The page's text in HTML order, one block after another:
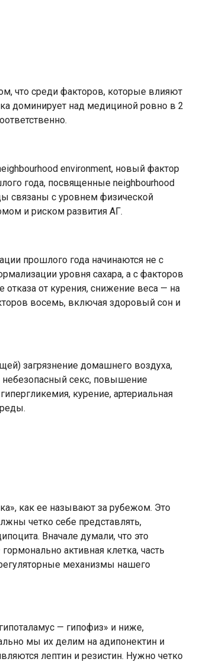
что среди факторов, которые влияют
доминирует над медициной ровно в 2
environment, новый фактор
года, посвященные neighbourhood
связаны с уровнем физической
и риском развития АГ.
прошлого года начинаются не с
уровня сахара, а с факторов
от курения, снижение веса — на
восемь, включая здоровый сон и
загрязнение домашнего воздуха,
небезопасный секс, повышение
курение, артериальная
как ее называют за рубежом. Это
четко себе представлять,
Вначале думали, что это
активная клетка, часть
механизмы нашего
— гипофиз» и ниже,
мы их делим на адипонектин и
лептин и резистин. Нужно четко